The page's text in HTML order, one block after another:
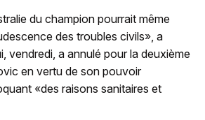
du champion pourrait même
des troubles civils», a
vendredi, a annulé pour la deuxième
en vertu de son pouvoir
«des raisons sanitaires et